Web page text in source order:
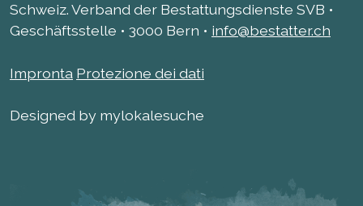
Schweiz. Verband der Bestattungsdienste SVB •
Geschäftsstelle • 3000 Bern • info@bestatter.ch
Impronta Protezione dei dati
Designed by mylokalesuche